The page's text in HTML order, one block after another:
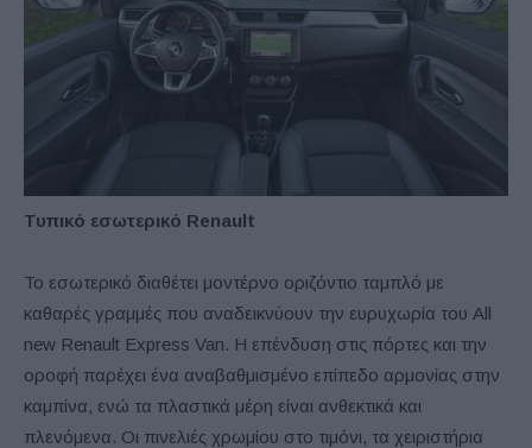
Τυπικό εσωτερικό Renault
Το εσωτερικό διαθέτει μοντέρνο οριζόντιο ταμπλό με
καθαρές γραμμές που αναδεικνύουν την ευρυχωρία του All
new Renault Express Van. Η επένδυση στις πόρτες και την
οροφή παρέχει ένα αναβαθμισμένο επίπεδο αρμονίας στην
καμπίνα, ενώ τα πλαστικά μέρη είναι ανθεκτικά και
πλενόμενα. Οι πινελιές χρωμίου στο τιμόνι, τα χειριστήρια